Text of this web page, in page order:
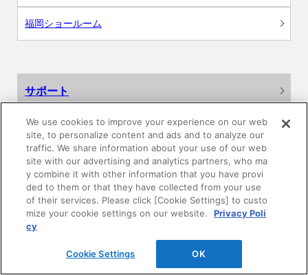
福岡ショールーム
サポート
よくあるご質問
カタログ閲覧・資料請求
各種データダウンロード
WEB見積・各種シミュレーション
交換用部品の購入
We use cookies to improve your experience on our web
site, to personalize content and ads and to analyze our
traffic. We share information about your use of our web
site with our advertising and analytics partners, who ma
y combine it with other information that you have provi
ded to them or that they have collected from your use
of their services. Please click [Cookie Settings] to custo
mize your cookie settings on our website.
Privacy Poli
cy
Cookie Settings OK